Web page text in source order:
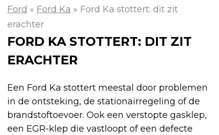
Ford » Ford Ka » Ford Ka stottert: dit zit
erachter
FORD KA STOTTERT: DIT ZIT
ERACHTER
Een Ford Ka stottert meestal door problemen
in de ontsteking, de stationairregeling of de
brandstoftoevoer. Ook een verstopte gasklep,
een EGR-klep die vastloopt of een defecte